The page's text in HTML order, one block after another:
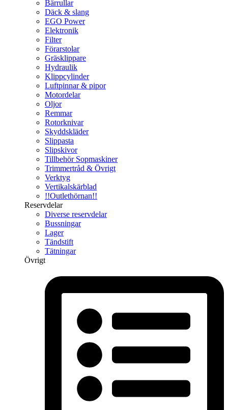
Bärrullar
Däck & slang
EGO Power
Elektronik
Filter
Förarstolar
Gräsklippare
Hydraulik
Klippcylinder
Luftpinnar & pipor
Motordelar
Oljor
Remmar
Rotorknivar
Skyddskläder
Slippasta
Slipskivor
Tillbehör Sopmaskiner
Trimmertråd & Övrigt
Verktyg
Vertikalskärblad
!!Outlethörnan!!
Reservdelar
Diverse reservdelar
Bussningar
Lager
Tändstift
Tätningar
Övrigt